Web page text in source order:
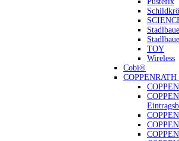
TOY
Wireless
Cobi®